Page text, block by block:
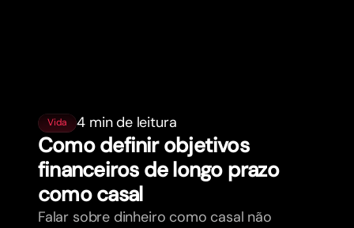
Vida 4 min de leitura
Como definir objetivos
financeiros de longo prazo
como casal
Falar sobre dinheiro como casal não